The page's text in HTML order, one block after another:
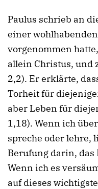
Paulus schrieb an
einer
vorgenommen
allein Christus, und
2,2). Er erklärte,
Torheit für
aber Leben für
1,18). Wenn ich
spreche oder lehre,
Berufung darin,
Wenn ich es
auf dieses